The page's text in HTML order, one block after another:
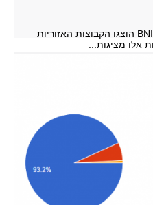
בוועידת העסקים ה-11 של ארגון BNI הוצגו הקבוצות האזוריות
אלו מציגות...